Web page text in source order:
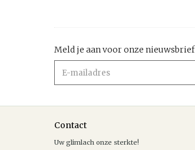
Meld je aan voor onze nieuwsbrief
Contact
Uw glimlach onze sterkte!